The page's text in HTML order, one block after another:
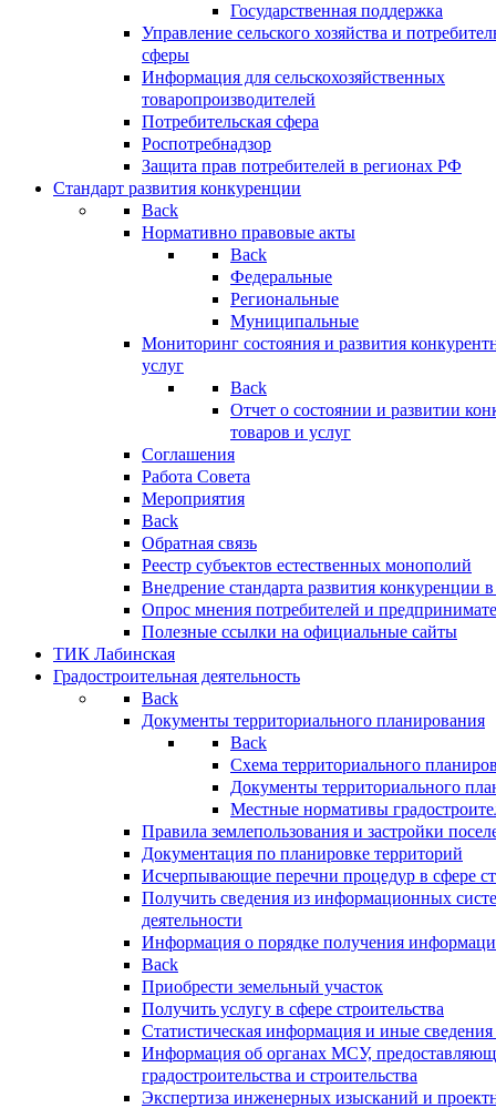
Государственная поддержка
Управление сельского хозяйства и
сферы
Информация для сельскохозяйственных
товаропроизводителей
Потребительская сфера
Роспотребнадзор
Защита прав потребителей в регионах РФ
Стандарт развития конкуренции
Back
Нормативно правовые акты
Back
Федеральные
Региональные
Муниципальные
Мониторинг состояния и развития
услуг
Back
Отчет о состоянии и развитии
товаров и услуг
Соглашения
Работа Совета
Мероприятия
Back
Обратная связь
Реестр субъектов естественных монополий
Внедрение стандарта развития конкуренции
Опрос мнения потребителей и
Полезные ссылки на официальные сайты
ТИК Лабинская
Градостроительная деятельность
Back
Документы территориального планирования
Back
Схема территориального
Документы территориального
Местные нормативы
Правила землепользования и застройки
Документация по планировке территорий
Исчерпывающие перечни процедур в сфере
Получить сведения из информационных
деятельности
Информация о порядке получения
Back
Приобрести земельный участок
Получить услугу в сфере строительства
Статистическая информация и иные сведения
Информация об органах МСУ,
градостроительства и строительства
Экспертиза инженерных изысканий и